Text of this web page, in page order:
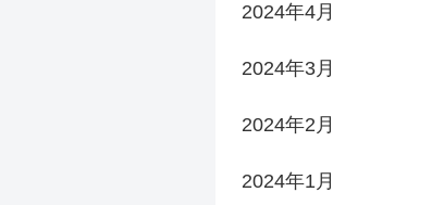
2024年4月
2024年3月
2024年2月
2024年1月